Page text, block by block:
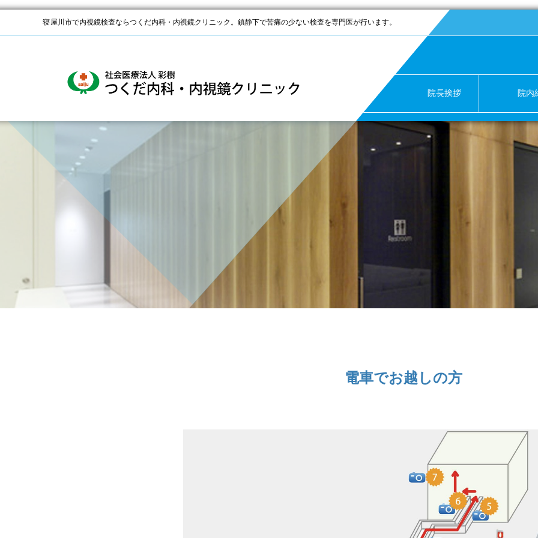
寝屋川市で内視鏡検査ならつくだ内科・内視鏡クリニック。鎮静下で苦痛の少ない検査を専門医が行います。
院長挨拶 院内
電車でお越しの方